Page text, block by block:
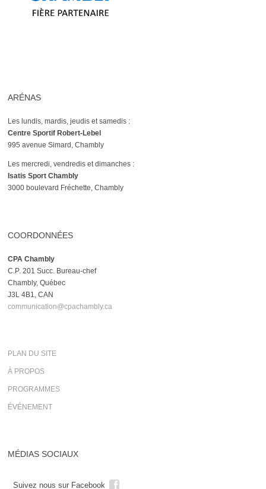
ARÉNAS
Les lundis, mardis, jeudis et samedis :
Centre Sportif Robert-Lebel
995 avenue Simard, Chambly
Les mercredi, vendredis et dimanches :
Isatis Sport Chambly
3000 boulevard Fréchette, Chambly
COORDONNÉES
CPA Chambly
C.P. 201 Succ. Bureau-chef
Chambly, Québec
J3L 4B1, CAN
communication@cpachambly.ca
PLAN DU SITE
À PROPOS
PROGRAMMES
ÉVÉNEMENT
MÉDIAS SOCIAUX
Suivez nous sur Facebook